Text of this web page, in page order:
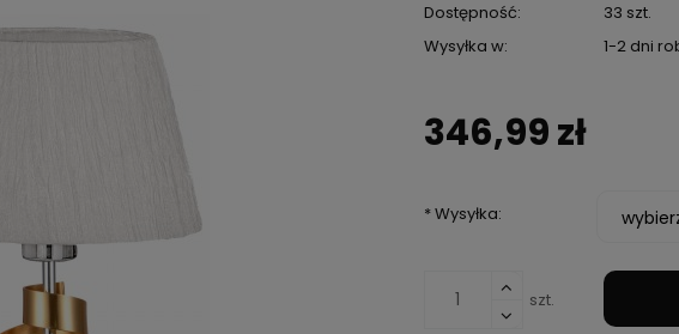
Dostępność:
33 szt.
Wysyłka w:
1-2 dni
346,99 zł
*Wysyłka:
szt.